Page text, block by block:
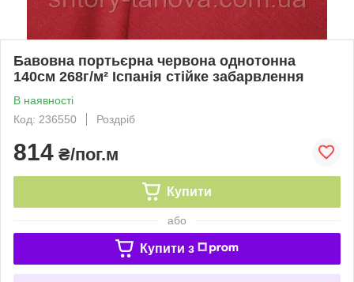
Бавовна портьєрна червона однотонна
140см 268г/м² Іспанія стійке забарвлення
В наявності
Код: 236550
Роздріб
814 ₴/пог.м
Купити
або
Купити з